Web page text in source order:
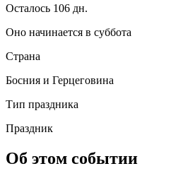
Осталось 106 дн.
Оно начинается в суббота
Страна
Босния и Герцеговина
Тип праздника
Праздник
Об этом событии